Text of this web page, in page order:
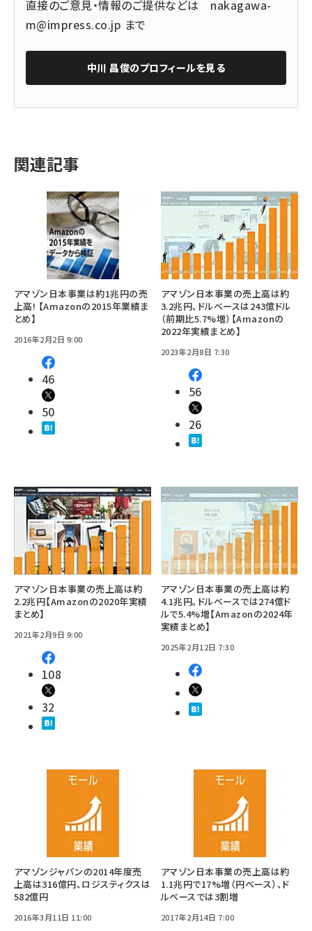
直接のご意見・情報のご提供などは nakagawa-
m@impress.co.jp まで
中川 昌俊のプロフィールを見る
関連記事
アマゾン日本事業は約1兆円の売
上高! 【Amazonの2015年業績ま
とめ】
2016年2月2日 9:00
46
50
アマゾン日本事業の売上高は約
3.2兆円、ドルベースは243億ドル
（前期比5.7%増）【Amazonの
2022年実績まとめ】
2023年2月8日 7:30
56
26
アマゾン日本事業の売上高は約
2.2兆円【Amazonの2020年実績
まとめ】
2021年2月9日 9:00
108
32
アマゾン日本事業の売上高は約
4.1兆円。ドルベースでは274億ド
ルで5.4%増【Amazonの2024年
実績まとめ】
2025年2月12日 7:30
アマゾンジャパンの2014年度売
上高は316億円、ロジスティクスは
582億円
2016年3月11日 11:00
アマゾン日本事業の売上高は約
1.1兆円で17%増（円ベース）、ド
ルベースでは3割増
2017年2月14日 7:00